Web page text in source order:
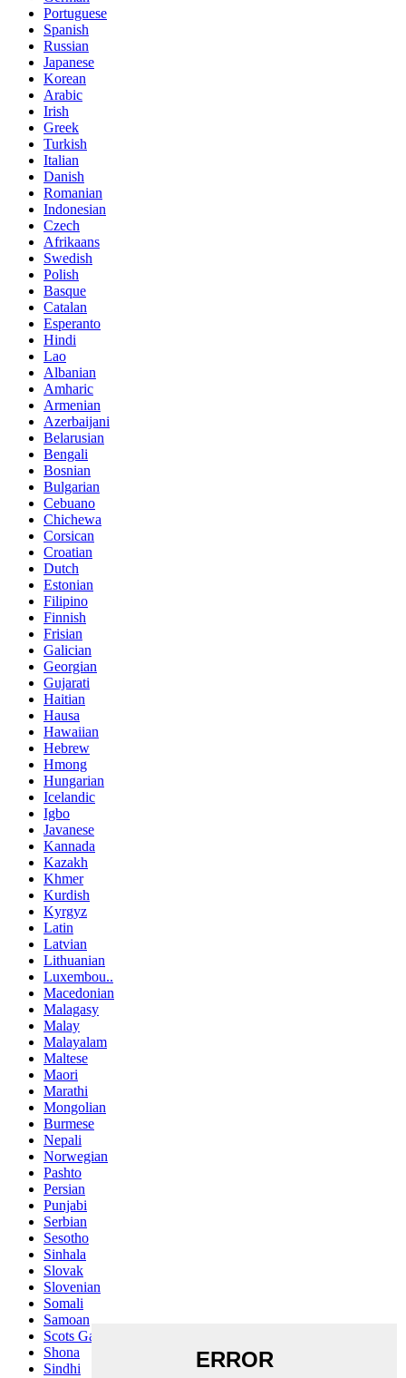
Portuguese
Spanish
Russian
Japanese
Korean
Arabic
Irish
Greek
Turkish
Italian
Danish
Romanian
Indonesian
Czech
Afrikaans
Swedish
Polish
Basque
Catalan
Esperanto
Hindi
Lao
Albanian
Amharic
Armenian
Azerbaijani
Belarusian
Bengali
Bosnian
Bulgarian
Cebuano
Chichewa
Corsican
Croatian
Dutch
Estonian
Filipino
Finnish
Frisian
Galician
Georgian
Gujarati
Haitian
Hausa
Hawaiian
Hebrew
Hmong
Hungarian
Icelandic
Igbo
Javanese
Kannada
Kazakh
Khmer
Kurdish
Kyrgyz
Latin
Latvian
Lithuanian
Luxembou..
Macedonian
Malagasy
Malay
Malayalam
Maltese
Maori
Marathi
Mongolian
Burmese
Nepali
Norwegian
Pashto
Persian
Punjabi
Serbian
Sesotho
Sinhala
Slovak
Slovenian
Somali
Samoan
Scots Gaelic
Shona
Sindhi